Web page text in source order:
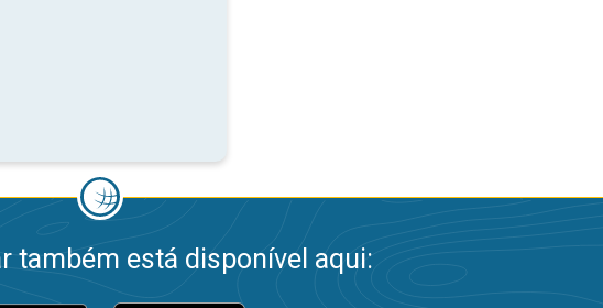
também está disponível aqui: